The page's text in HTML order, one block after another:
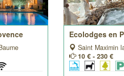
Ecolodges en
Saint Maximin
10 € - 230 €